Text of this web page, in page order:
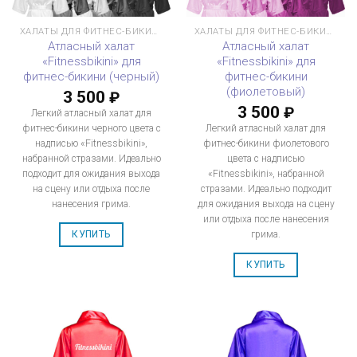
Атласный халат
«Fitnessbikini» для
фитнес-бикини (черный)
3 500 ₽
Легкий атласный халат для
фитнес-бикини черного цвета с
надписью «Fitnessbikini»,
набранной стразами. Идеально
подходит для ожидания выхода
на сцену или отдыха после
нанесения грима.
КУПИТЬ
Атласный халат
«Fitnessbikini» для
фитнес-бикини
(фиолетовый)
3 500 ₽
Легкий атласный халат для
фитнес-бикини фиолетового
цвета с надписью
«Fitnessbikini», набранной
стразами. Идеально подходит
для ожидания выхода на сцену
или отдыха после нанесения
грима.
КУПИТЬ